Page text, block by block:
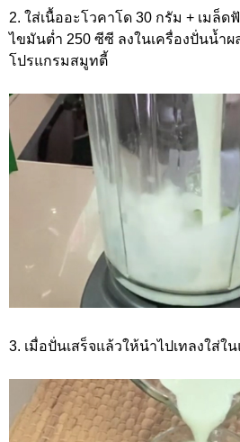
2. ใส่เนื้ออะโวคาโด 30 กรัม + เมล็
ไขมันต่ำ 250 ซีซี ลงในเครื่องปั่นน้ำ
โปรแกรมสมูทตี้
3. เมื่อปั่นเสร็จแล้วให้นำไปเทลงใส่